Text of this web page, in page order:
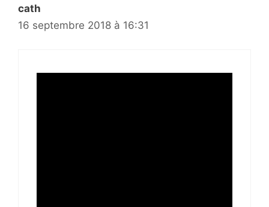
cath
16 septembre 2018 à 16:31